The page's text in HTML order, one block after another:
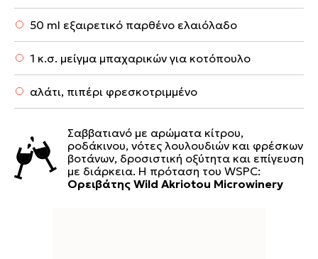
50 ml εξαιρετικό παρθένο ελαιόλαδο
1 κ.σ. μείγμα μπαχαρικών για κοτόπουλο
αλάτι, πιπέρι φρεσκοτριμμένο
Σαββατιανό με αρώματα κίτρου,
ροδάκινου, νότες λουλουδιών και φρέσκων
βοτάνων, δροσιστική οξύτητα και επίγευση
με διάρκεια. Η πρόταση του WSPC:
Ορειβάτης Wild Akriotou Microwinery